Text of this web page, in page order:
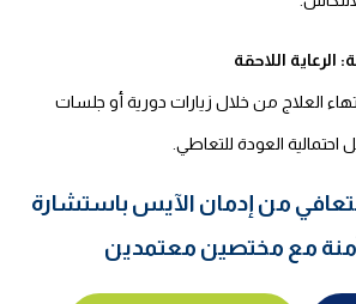
الرعاية اللاحقة
العلاج من خلال زيارات دورية أو جلسات
العودة للتعاطي.
من إدمان الآيس باستشارة
مع مختصين معتمدين